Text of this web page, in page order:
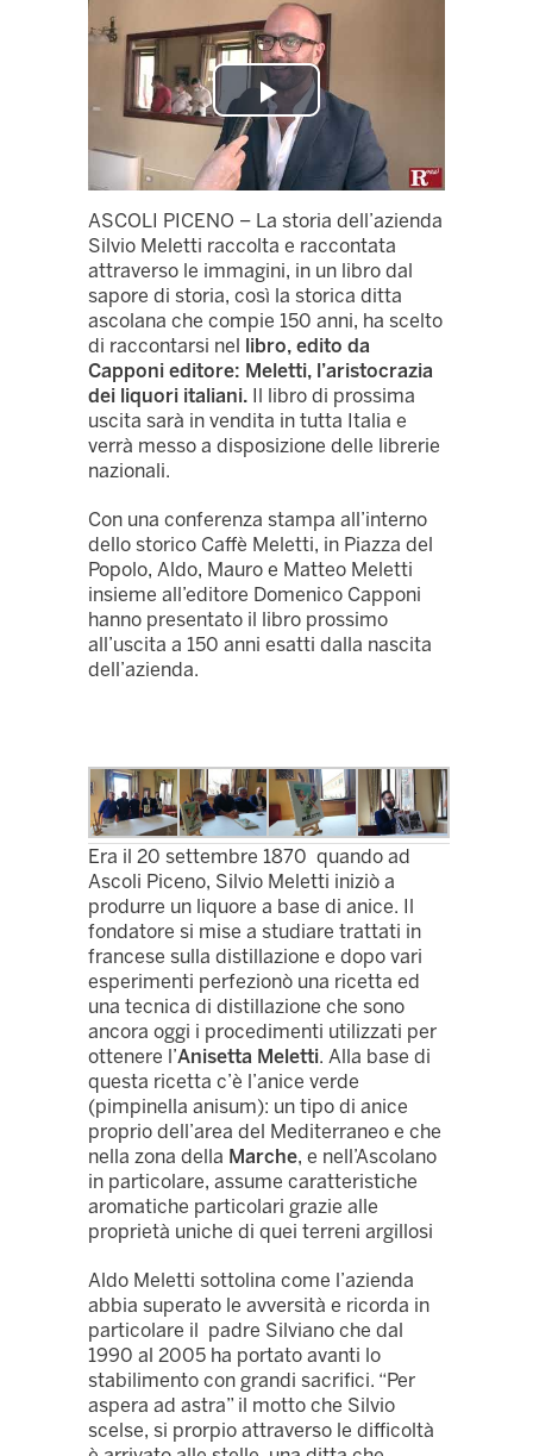
Play
Video
ASCOLI PICENO – La storia dell’azienda
Silvio Meletti raccolta e raccontata
attraverso le immagini, in un libro dal
sapore di storia, così la storica ditta
ascolana che compie 150 anni, ha scelto
di raccontarsi nel libro, edito da
Capponi editore: Meletti, l’aristocrazia
dei liquori italiani. Il libro di prossima
uscita sarà in vendita in tutta Italia e
verrà messo a disposizione delle librerie
nazionali.
Con una conferenza stampa all’interno
dello storico Caffè Meletti, in Piazza del
Popolo, Aldo, Mauro e Matteo Meletti
insieme all’editore Domenico Capponi
hanno presentato il libro prossimo
all’uscita a 150 anni esatti dalla nascita
dell’azienda.
Era il 20 settembre 1870 quando ad
Ascoli Piceno, Silvio Meletti iniziò a
produrre un liquore a base di anice. Il
fondatore si mise a studiare trattati in
francese sulla distillazione e dopo vari
esperimenti perfezionò una ricetta ed
una tecnica di distillazione che sono
ancora oggi i procedimenti utilizzati per
ottenere l’Anisetta Meletti. Alla base di
questa ricetta c’è l’anice verde
(pimpinella anisum): un tipo di anice
proprio dell’area del Mediterraneo e che
nella zona della Marche, e nell’Ascolano
in particolare, assume caratteristiche
aromatiche particolari grazie alle
proprietà uniche di quei terreni argillosi
Aldo Meletti sottolina come l’azienda
abbia superato le avversità e ricorda in
particolare il padre Silviano che dal
1990 al 2005 ha portato avanti lo
stabilimento con grandi sacrifici. “Per
aspera ad astra” il motto che Silvio
scelse, si prorpio attraverso le difficoltà